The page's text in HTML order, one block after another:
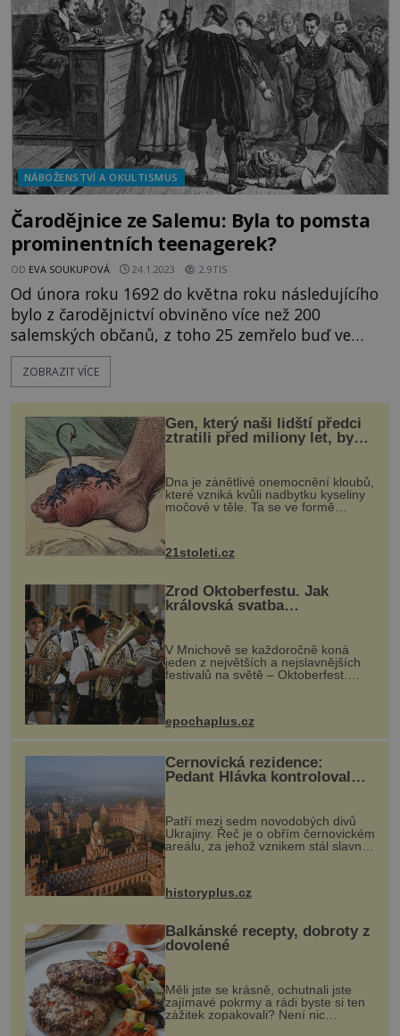
písemných svědectví o upírovi v české kotlině
pochází z d
NÁBOŽENSTVÍ A OKULTISMUS
Čarodějnice ze Salemu: Byla to pomsta
prominentních teenagerek?
OD EVA SOUKUPOVÁ 24.1.2023 2.9TIS
Od února roku 1692 do května roku následujícího
bylo z čarodějnictví obviněno více než 200
salemských občanů, z toho 25 zemřelo buď ve
vězení nebo na popravišti. Za mřížemi končí
dokonce i novorozeně. Vše přitom odstartovala
Spouštěčem jednoho z nejslavnějších
čarodějnických procesů v dějinách jsou p
ZOBRAZIT VÍCE
Gen, který naši lidští předci
ztratili před miliony let, by
mohl pomoci s léčbou
„nemoci králů“
Dna je zánětlivé onemocnění kloubů,
které vzniká kvůli nadbytku kyseliny
močové v těle. Ta se ve formě
nohou, a způsobuje bole...
21stoleti.cz
Zrod Oktoberfestu. Jak
královská svatba
odstartovala největší pivní
festival světa
V Mnichově se každoročně koná
jeden z největších a nejslavnějších
festivalů na světě – Oktoberfest.
návštěvníků, kteří si vychutnávají
kultur...
epochaplus.cz
Černovická rezidence:
Pedant Hlávka kontroloval
Patří mezi sedm novodobých divů
Ukrajiny. Řeč je o obřím černovickém
areálu, za jehož vznikem stál slavný
český architekt Josef Hlávka. Ten si
na něm dal mimořádně záležet. Jeho
stavební plány by při ...
historyplus.cz
Balkánské recepty, dobroty z
dovolené
Měli jste se krásně, ochutnali jste
zajímavé pokrmy a rádi byste si ten
zážitek zopakovali? Není nic
snazšího. Pljeskavica (10 porcí)